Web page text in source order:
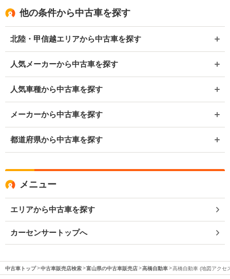
他の条件から中古車を探す
北陸・甲信越エリアから中古車を探す
人気メーカーから中古車を探す
人気車種から中古車を探す
メーカーから中古車を探す
都道府県から中古車を探す
メニュー
エリアから中古車を探す
カーセンサートップへ
中古車トップ 中古車販売店検索 富山県の中古車販売店 高橋自動車 高橋自動車 (地図アクセ